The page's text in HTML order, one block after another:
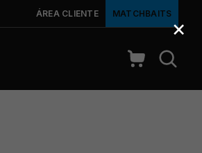
ÁREA CLIENTE MATCHBAITS
×